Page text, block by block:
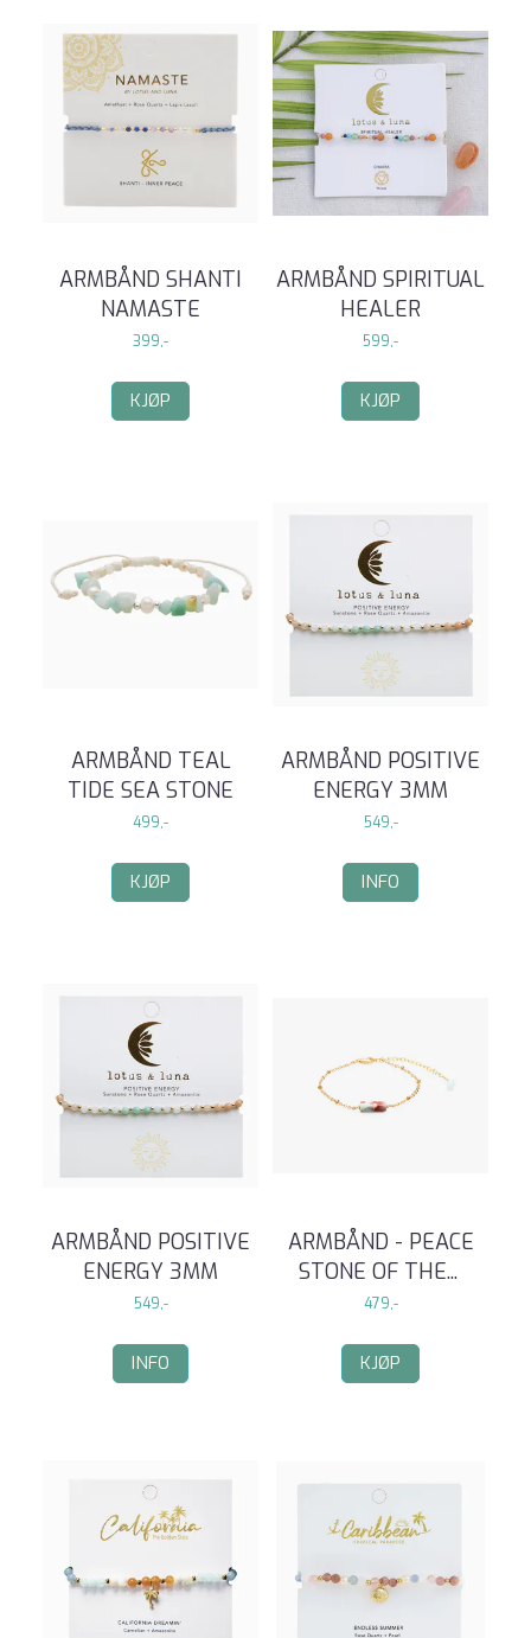
ARMBÅND SHANTI
NAMASTE
399,-
KJØP
ARMBÅND SPIRITUAL
HEALER
599,-
KJØP
ARMBÅND TEAL
TIDE SEA STONE
499,-
KJØP
ARMBÅND POSITIVE
ENERGY 3MM
549,-
INFO
ARMBÅND POSITIVE
ENERGY 3MM
549,-
INFO
ARMBÅND - PEACE
STONE OF THE...
479,-
KJØP